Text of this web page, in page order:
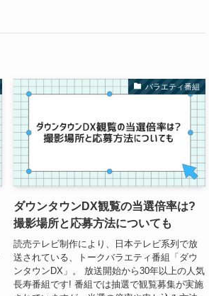
バラエティ番組
ダウンタウンDX観覧の当選倍率は?
撮影場所と応募方法についても
読売テレビ制作により、日本テレビ系列で放
送されている、トークバラエティ番組「ダウ
ンタウンDX」。 放送開始から30年以上の人気
長寿番組です! 番組では抽選で観覧募集が実施